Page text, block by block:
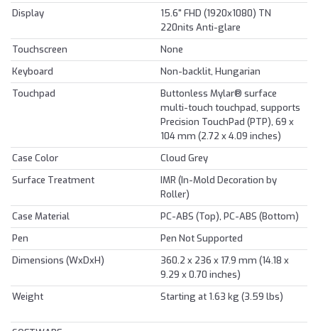
Display
15.6" FHD (1920x1080) TN
220nits Anti-glare
Touchscreen
None
Keyboard
Non-backlit, Hungarian
Touchpad
Buttonless Mylar® surface
multi-touch touchpad, supports
Precision TouchPad (PTP), 69 x
104 mm (2.72 x 4.09 inches)
Case Color
Cloud Grey
Surface Treatment
IMR (In-Mold Decoration by
Roller)
Case Material
PC-ABS (Top), PC-ABS (Bottom)
Pen
Pen Not Supported
Dimensions (WxDxH)
360.2 x 236 x 17.9 mm (14.18 x
9.29 x 0.70 inches)
Weight
Starting at 1.63 kg (3.59 lbs)